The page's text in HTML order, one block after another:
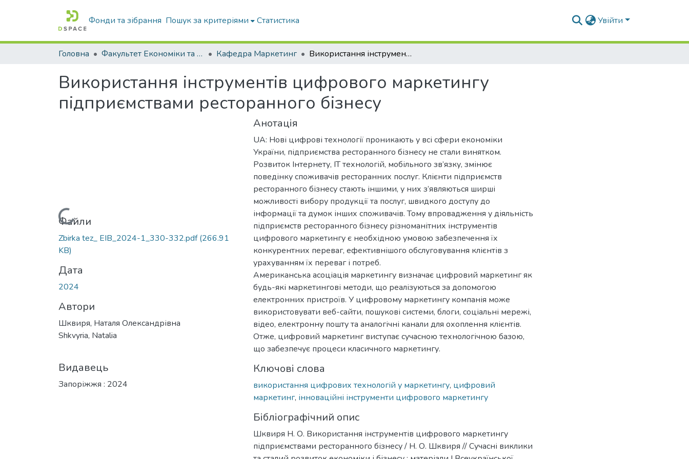
Фонди та зібрання Пошук за критеріями Статистика Увійти
Головна Факультет Економіки та бізнесу Кафедра Маркетинг Використання інструментів цифрового маркетингу підприємствами ресторанного бізнесу
Використання інструментів цифрового маркетингу
підприємствами ресторанного бізнесу
Вантажиться...
Файли
Zbirka tez_ EIB_2024-1_330-332.pdf(266.91
KB)
Дата
2024
Автори
Шквиря, Наталя Олександрівна
Shkvyria, Natalia
Видавець
Запоріжжя : 2024
Анотація
UA: Нові цифрові технології проникають у всі сфери економіки
України, підприємства ресторанного бізнесу не стали винятком.
Розвиток Інтернету, IT технологій, мобільного зв’язку, змінює
поведінку споживачів ресторанних послуг. Клієнти підприємств
ресторанного бізнесу стають іншими, у них з’являються ширші
можливості вибору продукції та послуг, швидкого доступу до
інформації та думок інших споживачів. Тому впровадження у діяльність
підприємств ресторанного бізнесу різноманітних інструментів
цифрового маркетингу є необхідною умовою забезпечення їх
конкурентних переваг, ефективнішого обслуговування клієнтів з
урахуванням їх переваг і потреб.
Американська асоціація маркетингу визначає цифровий маркетинг як
будь-які маркетингові методи, що реалізуються за допомогою
електронних пристроїв. У цифровому маркетингу компанія може
використовувати веб-сайти, пошукові системи, блоги, соціальні мережі,
відео, електронну пошту та аналогічні канали для охоплення клієнтів.
Отже, цифровий маркетинг виступає сучасною технологічною базою,
що забезпечує процеси класичного маркетингу.
Ключові слова
використання цифрових технологій у маркетингу, цифровий
маркетинг, інноваційні інструменти цифрового маркетингу
Бібліографічний опис
Шквиря Н. О. Використання інструментів цифрового маркетингу
підприємствами ресторанного бізнесу / Н. О. Шквиря // Сучасні виклики